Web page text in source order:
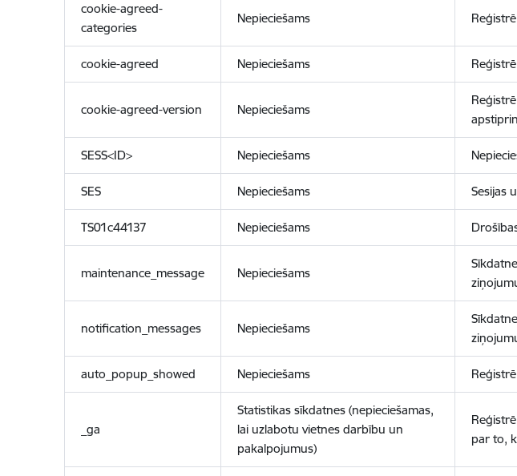
cookie-agreed-
categories
Nepieciešams
cookie-agreed Nepieciešams
cookie-agreed-version Nepieciešams
SESS<ID> Nepieciešams
SES Nepieciešams Sesijas
TS01c44137 Nepieciešams
maintenance_message Nepieciešams
notification_messages Nepieciešams
auto_popup_showed Nepieciešams
_ga
Statistikas sīkdatnes (nepieciešamas,
lai uzlabotu vietnes darbību un
pakalpojumus)
par to,